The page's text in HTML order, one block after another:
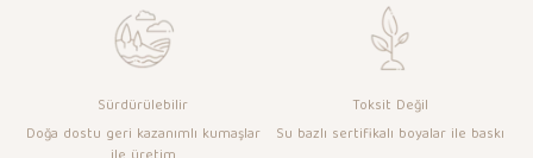
Sürdürülebilir
Doğa dostu geri kazanımlı kumaşlar
Toksit Değil
Su bazlı sertifikalı boyalar ile baskı